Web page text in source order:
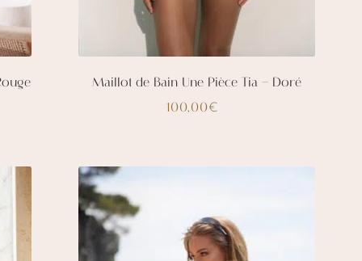
Maillot de Bain Une Pièce Tia – Doré
100,00€
Les
options
peuvent